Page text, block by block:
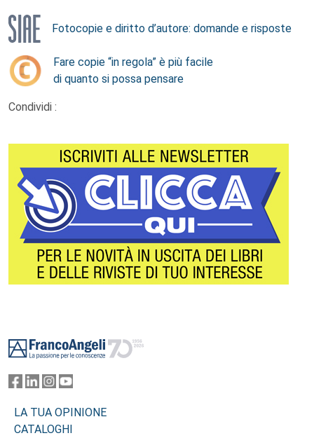
Fotocopie e diritto d’autore: domande e risposte
Fare copie “in regola” è più facile
di quanto si possa pensare
Condividi :
LA TUA OPINIONE
CATALOGHI